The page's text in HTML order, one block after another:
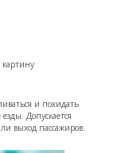
картину
и покидать
Допускается
выход пассажиров.